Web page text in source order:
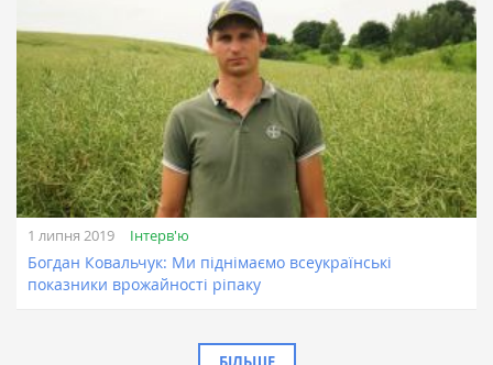
1 липня 2019 Інтерв'ю
Богдан Ковальчук: Ми піднімаємо всеукраїнські
показники врожайності ріпаку